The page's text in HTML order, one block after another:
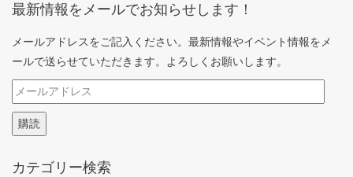
最新情報をメールでお知らせします！
メールアドレスをご記入ください。最新情報やイベント情報をメ
ールで送らせていただきます。よろしくお願いします。
メ
ー
ル
ド
購読
カテゴリー検索